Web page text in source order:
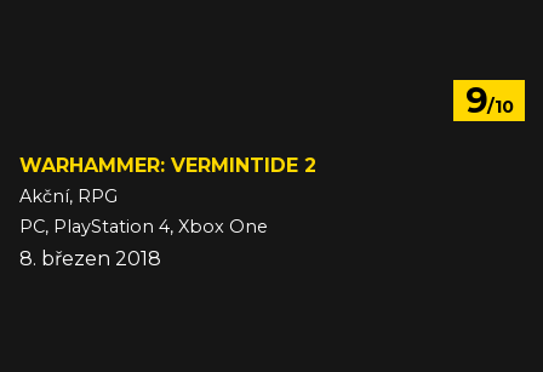
9/10
WARHAMMER: VERMINTIDE 2
Akční, RPG
PC, PlayStation 4, Xbox One
8. březen 2018